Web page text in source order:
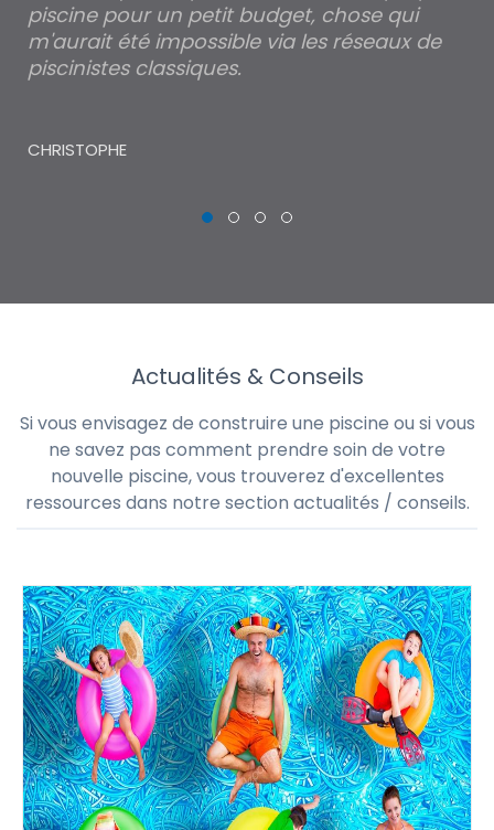
piscine pour un petit budget, chose qui
m'aurait été impossible via les réseaux de
piscinistes classiques.
CHRISTOPHE
Actualités & Conseils
Si vous envisagez de construire une piscine ou si vous
ne savez pas comment prendre soin de votre
nouvelle piscine, vous trouverez d'excellentes
ressources dans notre section actualités / conseils.